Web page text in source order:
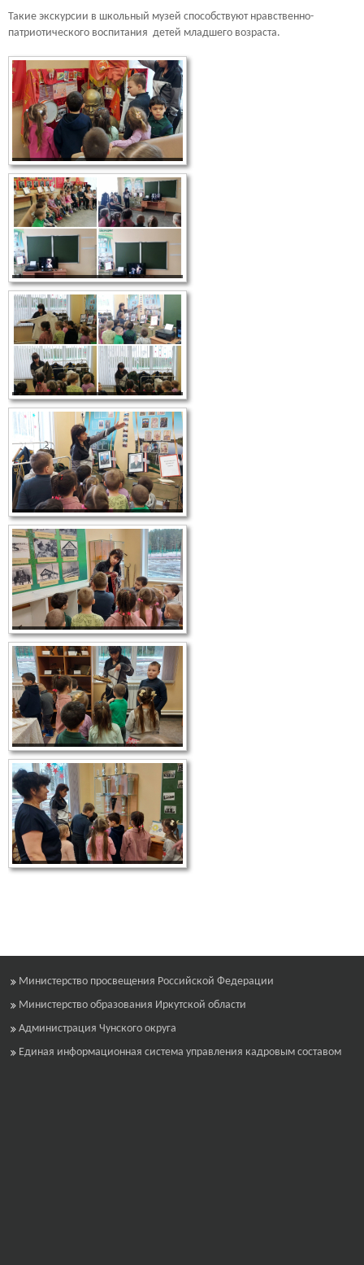
Такие экскурсии в школьный музей способствуют нравственно-
патриотического воспитания детей младшего возраста.
Министерство просвещения Российской Федерации
Министерство образования Иркутской области
Администрация Чунского округа
Единая информационная система управления кадровым составом